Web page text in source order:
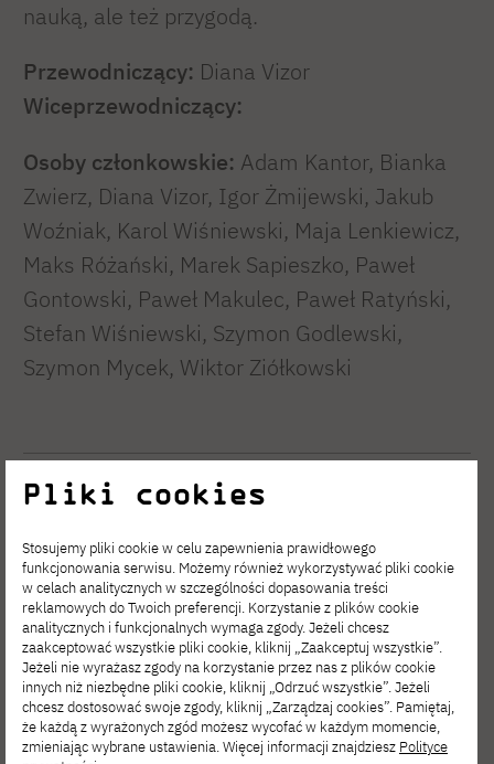
nauką, ale też przygodą.
Przewodniczący: Diana Vizor
Wiceprzewodniczący:
Osoby członkowskie: Adam Kantor, Bianka
Zwierz, Diana Vizor, Igor Żmijewski, Jakub
Woźniak, Karol Wiśniewski, Maja Lenkiewicz,
Maks Różański, Marek Sapieszko, Paweł
Gontowski, Paweł Makulec, Paweł Ratyński,
Stefan Wiśniewski, Szymon Godlewski,
Szymon Mycek, Wiktor Ziółkowski
Komisja ds. współpracy
Jako komisja w Samorządzie Studenckim
PJATK zajmujemy się nawiązywaniem i
rozwijaniem współprac z firmami, tworząc dla
studentów nowe możliwości – od zniżek i
programów partnerskich po konkursy
naukowe i inicjatywy edukacyjne.
Pliki cookies
Stosujemy pliki cookie w celu zapewnienia prawidłowego
funkcjonowania serwisu. Możemy również wykorzystywać pliki cookie
w celach analitycznych w szczególności dopasowania treści
reklamowych do Twoich preferencji. Korzystanie z plików cookie
analitycznych i funkcjonalnych wymaga zgody. Jeżeli chcesz
zaakceptować wszystkie pliki cookie, kliknij „Zaakceptuj wszystkie”.
Jeżeli nie wyrażasz zgody na korzystanie przez nas z plików cookie
innych niż niezbędne pliki cookie, kliknij „Odrzuć wszystkie”. Jeżeli
chcesz dostosować swoje zgody, kliknij „Zarządzaj cookies”. Pamiętaj,
że każdą z wyrażonych zgód możesz wycofać w każdym momencie,
zmieniając wybrane ustawienia. Więcej informacji znajdziesz Polityce